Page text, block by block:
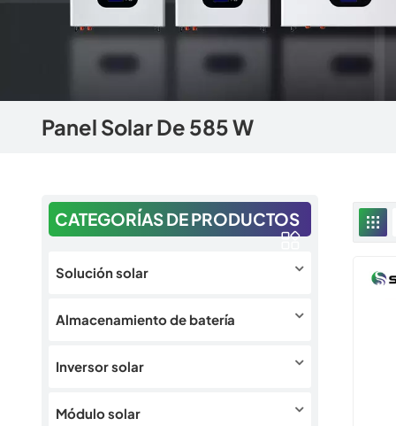
Panel Solar De 585 W
CATEGORÍAS DE PRODUCTOS
Solución solar
Almacenamiento de batería
Inversor solar
Módulo solar